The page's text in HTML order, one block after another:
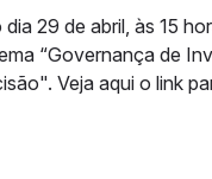
29 de abril, às 15
“Governança de
Veja aqui o link